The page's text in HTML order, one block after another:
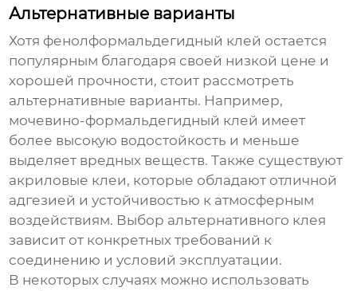
Альтернативные варианты
Хотя фенолформальдегидный клей остается
популярным благодаря своей низкой цене и
хорошей прочности, стоит рассмотреть
альтернативные варианты. Например,
мочевино-формальдегидный клей имеет
более высокую водостойкость и меньше
выделяет вредных веществ. Также существуют
акриловые клеи, которые обладают отличной
адгезией и устойчивостью к атмосферным
воздействиям. Выбор альтернативного клея
зависит от конкретных требований к
соединению и условий эксплуатации.
В некоторых случаях можно использовать